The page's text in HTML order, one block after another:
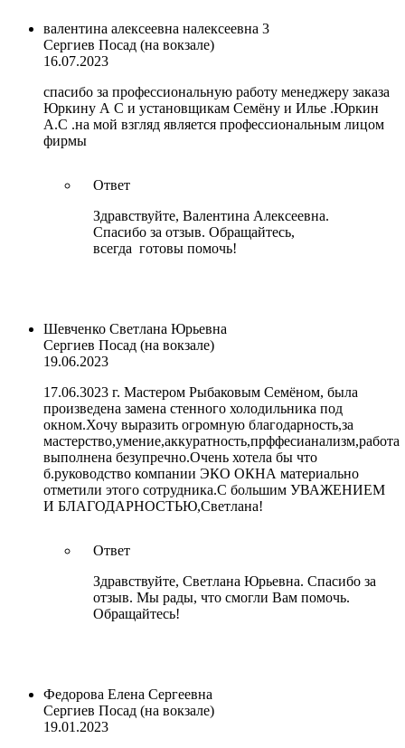
валентина алексеевна налексеевна 3
Сергиев Посад (на вокзале)
16.07.2023
спасибо за профессиональную работу менеджеру заказа
Юркину А С и установщикам Семёну и Илье .Юркин
А.С .на мой взгляд является профессиональным лицом
фирмы
Ответ
Здравствуйте, Валентина Алексеевна.
Спасибо за отзыв. Обращайтесь,
всегда готовы помочь!
Шевченко Светлана Юрьевна
Сергиев Посад (на вокзале)
19.06.2023
17.06.3023 г. Мастером Рыбаковым Семёном, была
произведена замена стенного холодильника под
окном.Хочу выразить огромную благодарность,за
мастерство,умение,аккуратность,прффесианализм,работа
выполнена безупречно.Очень хотела бы что
б.руководство компании ЭКО ОКНА материально
отметили этого сотрудника.С большим УВАЖЕНИЕМ
И БЛАГОДАРНОСТЬЮ,Светлана!
Ответ
Здравствуйте, Светлана Юрьевна. Спасибо за
отзыв. Мы рады, что смогли Вам помочь.
Обращайтесь!
Федорова Елена Сергеевна
Сергиев Посад (на вокзале)
19.01.2023